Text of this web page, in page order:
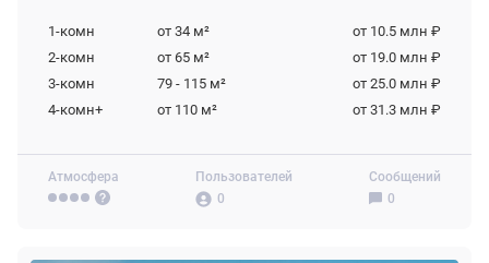
Атмосфера
Пользователей
0
Сообщений
0
1-комн от 34 м²
от 10.5 млн ₽
2-комн
от 65 м²
от 19.0 млн ₽
3-комн
79 - 115 м²
от 25.0 млн ₽
4-комн+
от 110 м² от 31.3 млн ₽